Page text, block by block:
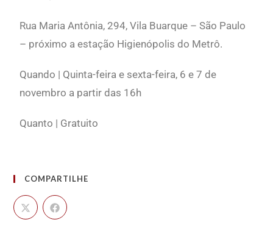
Rua Maria Antônia, 294, Vila Buarque – São Paulo
– próximo a estação Higienópolis do Metrô.
Quando | Quinta-feira e sexta-feira, 6 e 7 de
novembro a partir das 16h
Quanto | Gratuito
COMPARTILHE